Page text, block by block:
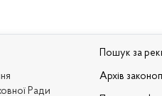
Ради
Пошук за
Архів